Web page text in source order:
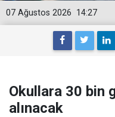
14:27
07 Ağustos 2026
Okullara 30 bin
alınacak